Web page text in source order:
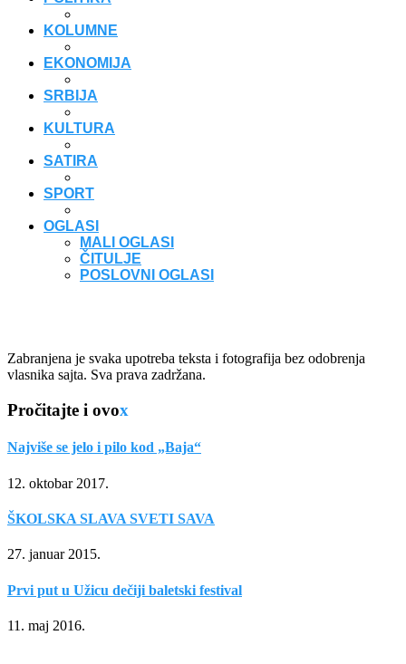
KOLUMNE
EKONOMIJA
SRBIJA
KULTURA
SATIRA
SPORT
OGLASI
MALI OGLASI
ČITULJE
POSLOVNI OGLASI
Zabranjena je svaka upotreba teksta i fotografija bez odobrenja
vlasnika sajta. Sva prava zadržana.
Pročitajte i ovox
Najviše se jelo i pilo kod „Baja“
12. oktobar 2017.
ŠKOLSKA SLAVA SVETI SAVA
27. januar 2015.
Prvi put u Užicu dečiji baletski festival
11. maj 2016.